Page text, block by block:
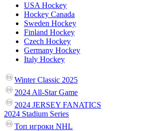
USA Hockey
Hockey Canada
Sweden Hockey
Finland Hockey
Czech Hockey
Germany Hockey
Italy Hockey
Winter Classic 2025
2024 All-Star Game
2024 JERSEY FANATICS
2024 Stadium Series
Топ игроки NHL